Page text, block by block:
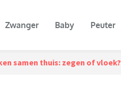
Zwanger Baby Peuter
samen thuis: zegen of vloek?